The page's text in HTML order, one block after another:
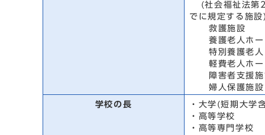
(社会福祉法第2
でに規定する施
救護施設
養護老人ホー
特別養護老人
軽費老人ホー
障害者支援施
婦人保護施設
学校の長
・大学(短期大学
・高等学校
・高等専門学校